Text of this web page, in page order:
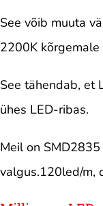
See võib muuta
2200K kõrgemale
See tähendab, et
ühes LED-ribas.
Meil on
valgus.120led/m,